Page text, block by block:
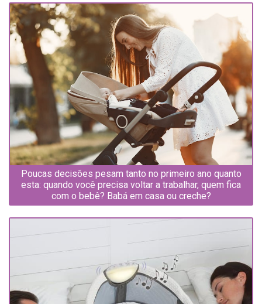
Poucas decisões pesam tanto no primeiro ano quanto
esta: quando você precisa voltar a trabalhar, quem fica
com o bebê? Babá em casa ou creche?